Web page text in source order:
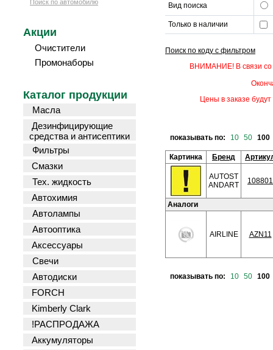
Поиск по автомобилю
Акции
Очистители
Промонаборы
Каталог продукции
Масла
Дезинфицирующие
средства и антисептики
Фильтры
Смазки
Тех. жидкость
Автохимия
Автолампы
Автооптика
Аксессуары
Свечи
Автодиски
FORCH
Kimberly Clark
!РАСПРОДАЖА
Аккумуляторы
Вид поиска
Только в наличии
Поиск по коду с фильтром
ВНИМАНИЕ! В связи со
Цены в заказе
показывать по: 10 50 100
Картинка Бренд
AUTOST
ANDART
108801
Аналоги
AIRLINE AZN11
показывать по: 10 50 100